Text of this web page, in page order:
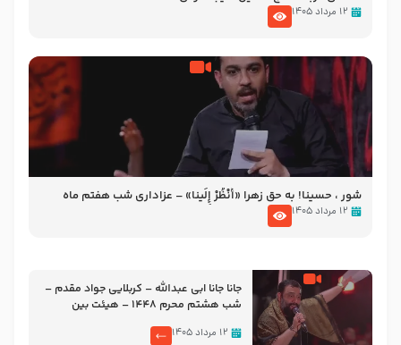
۱۲ مرداد ۱۴۰۵
شور ، حسینا! به‌ حق زهرا «أُنْظُرْ إِلَینا» – عزاداری شب هفتم ماه
محرّم 1405
۱۲ مرداد ۱۴۰۵
جانا جانا ابی عبدالله – کربلایی جواد مقدم –
شب هشتم محرم 1448 – هیئت بین
۱۲ مرداد ۱۴۰۵